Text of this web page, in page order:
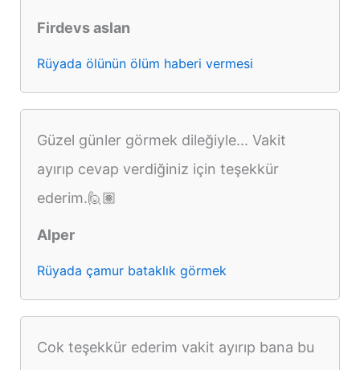
Firdevs aslan
Rüyada ölünün ölüm haberi vermesi
Güzel günler görmek dileğiyle... Vakit
ayırıp cevap verdiğiniz için teşekkür
ederim.🙋🏽
Alper
Rüyada çamur bataklık görmek
Cok teşekkür ederim vakit ayırıp bana bu